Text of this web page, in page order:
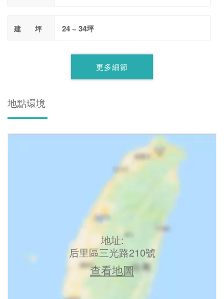
建 坪 24 ~ 34坪
更多細節
地點環境
地址:
后里區三光路210號
查看地圖